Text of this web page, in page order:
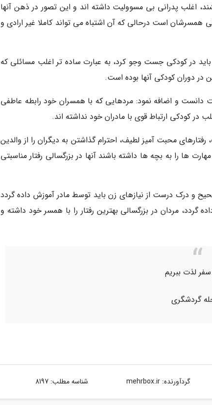
اغلب پدرانی بی مسوولیت داشته اند و این تصور در ذهن آنها
است درحالی که آن اشتباه می تواند کاملا غیر ارادی و
باید در کودکی جست وجو کرد، به عبارت ساده تر اغلب مسائلی که
در دوران کودکی آنها بوده است.
دانست و اضافه نمود: مردهایی که با همسران خود رابطه عاطفی
در کودکی ارتباط قوی با مادران خود نداشته اند.
محبت آمیز لطیف، احترام گذاشتن به دیگران را از والدین
ها را به بچه ها داشته باشند آنها در بزرگسالی رفتار مناسبتی
و درک درست از نیازهای زن باید توسط مادر آموزش داده گردد
گردد، مردان در بزرگسالی بهترین رفتار را با همسر خود داشته و
لذت ببریم
گردشگری
گردآورنده:mehrbox.ir شناسه مطلب: 8197